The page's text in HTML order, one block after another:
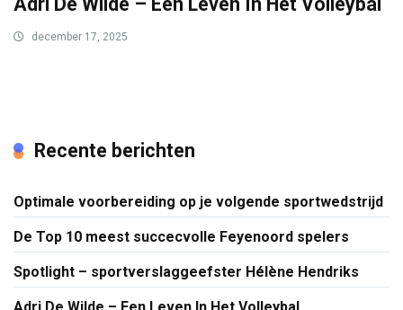
december 17, 2025
Recente berichten